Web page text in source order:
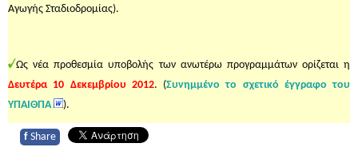
Αγωγής Σταδιοδρομίας).
Ως νέα προθεσμία υποβολής των ανωτέρω προγραμμάτων ορίζεται η
Δευτέρα 10 Δεκεμβρίου 2012. (Συνημμένο το σχετικό έγγραφο του
ΥΠΑΙΘΠΑ
).
f Share